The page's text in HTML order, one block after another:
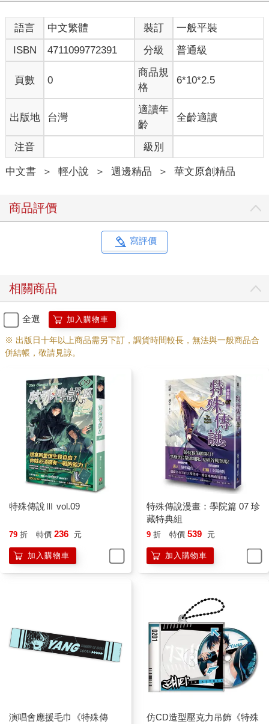
語言 中文繁體 裝訂
一般平裝
ISBN
4711099772391 分級 普通級
頁數 0
商品規
格
6*10*2.5
出版地 台灣
適讀年
齡
全齡適讀
注音 級別
中文書 ＞ 輕小說 ＞ 週邊精品 ＞ 華文原創精品
商品評價
寫評價
相關商品
全選 加入購物車
※ 出版日十年以上商品需另下訂，調貨時間較長，無法與一般商品合
併結帳，敬請見諒。
特殊傳說Ⅲ vol.09
79 折 特價 236 元
加入購物車
特殊傳說漫畫：學院篇 07 珍
藏特典組
9 折 特價 539 元
加入購物車
演唱會應援毛巾《特殊傳
仿CD造型壓克力吊飾《特殊